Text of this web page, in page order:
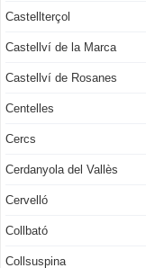
Castellterçol
Castellví de la Marca
Castellví de Rosanes
Centelles
Cercs
Cerdanyola del Vallès
Cervelló
Collbató
Collsuspina